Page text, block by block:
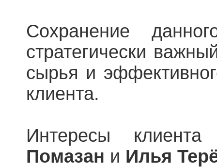
Сохранение
стратегически
сырья и
клиента.
Интересы
Помазан и Илья